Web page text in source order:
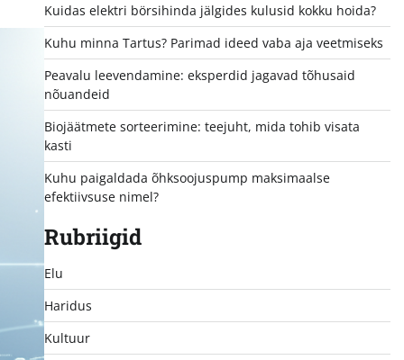
Kuidas elektri börsihinda jälgides kulusid kokku hoida?
Kuhu minna Tartus? Parimad ideed vaba aja veetmiseks
Peavalu leevendamine: eksperdid jagavad tõhusaid
nõuandeid
Biojäätmete sorteerimine: teejuht, mida tohib visata
kasti
Kuhu paigaldada õhksoojuspump maksimaalse
efektiivsuse nimel?
Rubriigid
Elu
Haridus
Kultuur